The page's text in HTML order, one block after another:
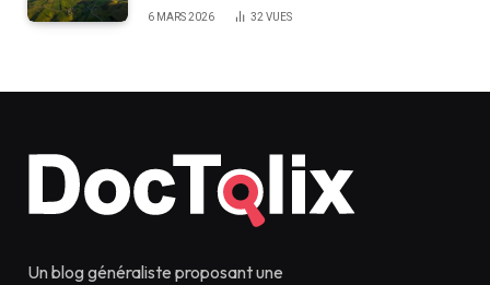
6 MARS 2026 32 VUES
Un blog généraliste proposant une